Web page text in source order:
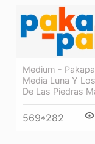
Medium -
Media Luna Y
De Las Piedras
569*282